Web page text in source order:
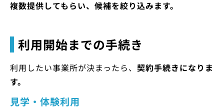
複数提供してもらい、候補を絞り込みます。
利用開始までの手続き
利用したい事業所が決まったら、 契約手続きになりま
す。
見学・体験利用